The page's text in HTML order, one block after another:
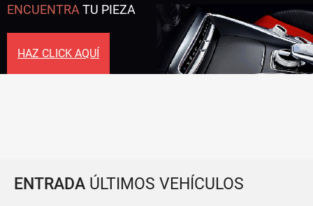
ENCUENTRATU PIEZA
HAZ CLICK AQUÍ
ENTRADA ÚLTIMOS VEHÍCULOS